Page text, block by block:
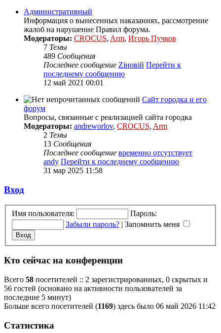
Административный
Информация о вынесенных наказаниях, рассмотрение
жалоб на нарушение Правил форума.
Модераторы: CROCUS, Arm, Игорь Пучков
7 Темы
489 Сообщения
Последнее сообщение Zіновій Перейти к
последнему сообщению
12 май 2021 00:01
Сайт городка и его
форум
Вопросы, связанные с реализацией сайта городка
Модераторы: andreworlov, CROCUS, Arm
2 Темы
13 Сообщения
Последнее сообщение временно отсутствует
andy Перейти к последнему сообщению
31 мар 2025 11:58
Вход
Имя пользователя:
Пароль:
Забыли пароль? | Запомнить меня
Кто сейчас на конференции
Всего 58 посетителей :: 2 зарегистрированных, 0 скрытых и
56 гостей (основано на активности пользователей за
последние 5 минут)
Больше всего посетителей (1169) здесь было 06 май 2026 11:42
Статистика